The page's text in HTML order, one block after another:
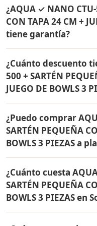
de 24 cm Rena Ware.
originales Rena Ware
SARTÉN PEQUEÑA CON
3 PIEZAS a Soledad,
es contra entrega.
¿AQUA ✓ NANO
CON TAPA 24 CM +
tiene garantía?
CTU-500 + SARTÉN
DE BOWLS 3 PIEZAS
defectos de
Ware fabricados en
¿Cuánto descuento
500 + SARTÉN
JUEGO DE BOWLS 3
24 CM + JUEGO DE
descuento.
precio actual. Aplica
¿Puedo comprar
SARTÉN PEQUEÑA
BOWLS 3 PIEZAS a
PEQUEÑA CON TAPA 24
PIEZAS con solo el
mensuales de 12, 18 o
todo Colombia.
¿Cuánto cuesta
SARTÉN PEQUEÑA
BOWLS 3 PIEZAS en